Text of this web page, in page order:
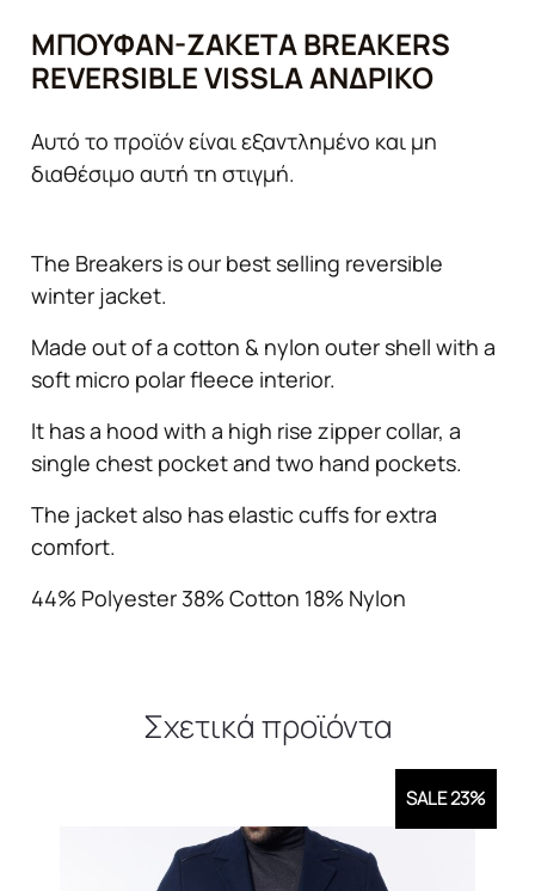
ΜΠΟΥΦΆΝ-ΖΑΚΈΤΑ BREAKERS
REVERSIBLE VISSLA ΑΝΔΡΙΚΌ
Αυτό το προϊόν είναι εξαντλημένο και μη
διαθέσιμο αυτή τη στιγμή.
The Breakers is our best selling reversible
winter jacket.
Made out of a cotton & nylon outer shell with a
soft micro polar fleece interior.
It has a hood with a high rise zipper collar, a
single chest pocket and two hand pockets.
The jacket also has elastic cuffs for extra
comfort.
44% Polyester 38% Cotton 18% Nylon
Σχετικά προϊόντα
SALE 23%